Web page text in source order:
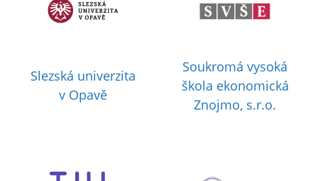
Slezská univerzita
v Opavě
Soukromá vysoká
škola ekonomická
Znojmo, s.r.o.